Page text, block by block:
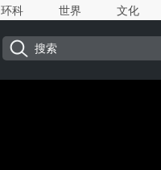
环科 世界 文化